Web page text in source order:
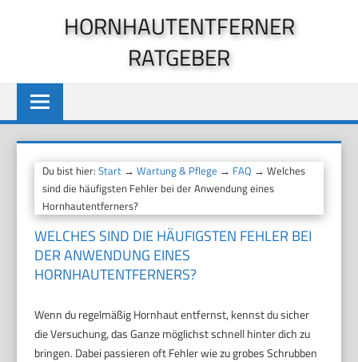
HORNHAUTENTFERNER
RATGEBER
Du bist hier:Start →Wartung & Pflege → FAQ → Welches
sind die häufigsten Fehler bei der Anwendung eines
Hornhautentferners?
WELCHES SIND DIE HÄUFIGSTEN FEHLER BEI
DER ANWENDUNG EINES
HORNHAUTENTFERNERS?
Wenn du regelmäßig Hornhaut entfernst, kennst du sicher
die Versuchung, das Ganze möglichst schnell hinter dich zu
bringen. Dabei passieren oft Fehler wie zu grobes Schrubben